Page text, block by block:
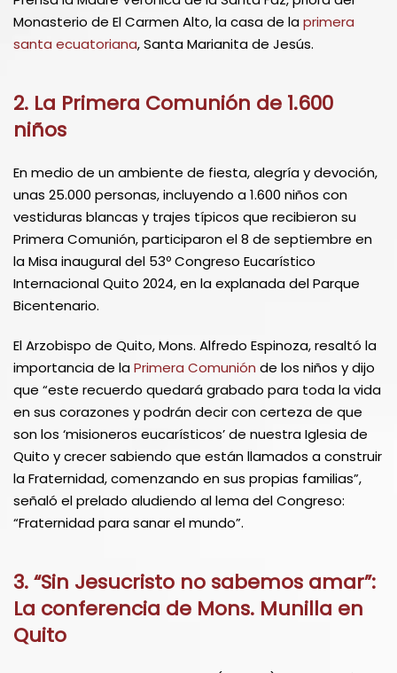
Monasterio de El Carmen Alto, la casa de laprimera
santa ecuatoriana, Santa Marianita de Jesús.
2. La Primera Comunión de 1.600
niños
En medio de un ambiente de fiesta, alegría y devoción,
unas 25.000 personas, incluyendo a 1.600 niños con
vestiduras blancas y trajes típicos que recibieron su
Primera Comunión, participaron el 8 de septiembre en
la Misa inaugural del 53º Congreso Eucarístico
Internacional Quito 2024, en la explanada del Parque
Bicentenario.
El Arzobispo de Quito, Mons. Alfredo Espinoza, resaltó la
importancia de laPrimera Comunión de los niños y dijo
que “este recuerdo quedará grabado para toda la vida
en sus corazones y podrán decir con certeza de que
son los ‘misioneros eucarísticos’ de nuestra Iglesia de
Quito y crecer sabiendo que están llamados a construir
la Fraternidad, comenzando en sus propias familias”,
señaló el prelado aludiendo al lema del Congreso:
“Fraternidad para sanar el mundo”.
3. “Sin Jesucristo no sabemos amar”:
La conferencia de Mons. Munilla en
Quito